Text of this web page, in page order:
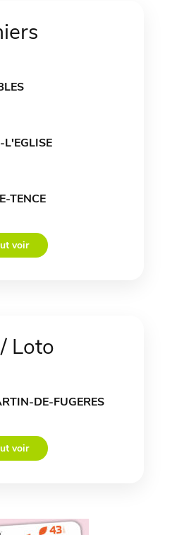
TENCE
voir
Loto
DE-FUGERES
voir